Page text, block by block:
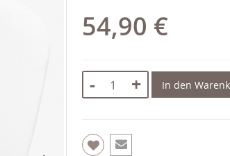
54,90 €
- + In den